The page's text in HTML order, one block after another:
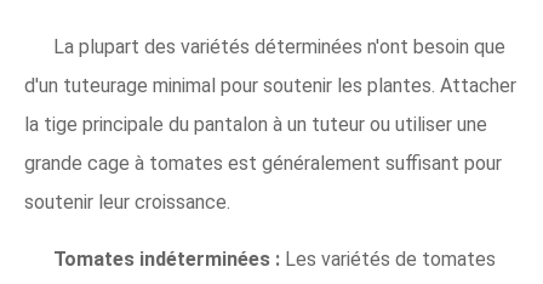
La plupart des variétés déterminées n'ont besoin que
d'un tuteurage minimal pour soutenir les plantes. Attacher
la tige principale du pantalon à un tuteur ou utiliser une
grande cage à tomates est généralement suffisant pour
soutenir leur croissance.
Tomates indéterminées : Les variétés de tomates